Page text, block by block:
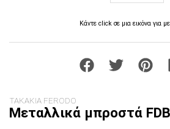
Κάντε click σε μια εικόνα για
ΤΑΚΑΚΙΑ FERODO
Μεταλλικά μπροστά